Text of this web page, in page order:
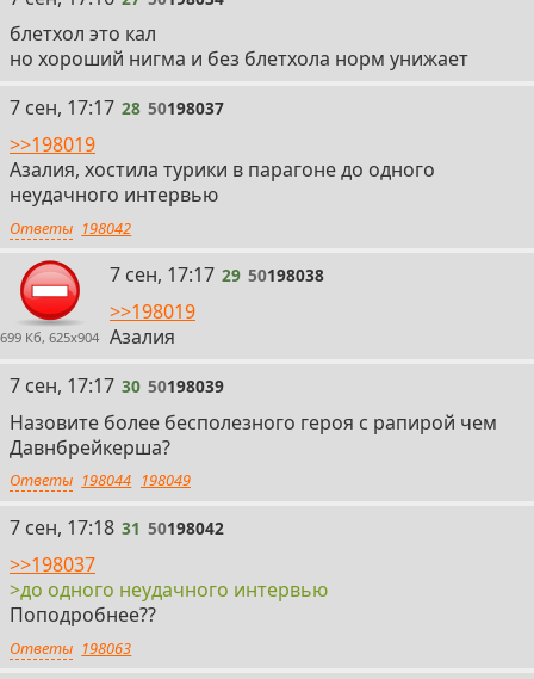
блетхол это кал
но хороший нигма и без блетхола норм унижает
28
7 сен, 17:17 28 50198037
>>198019
Азалия, хостила турики в парагоне до одного
неудачного интервью
Ответы 198042
699 Кб, 625x904
29
7 сен, 17:17 29 50198038
>>198019
Азалия
30
7 сен, 17:17 30 50198039
Назовите более бесполезного героя с рапирой чем
Давнбрейкерша?
Ответы 198044 198049
31
7 сен, 17:18 31 50198042
>>198037
>до одного неудачного интервью
Поподробнее??
Ответы 198063